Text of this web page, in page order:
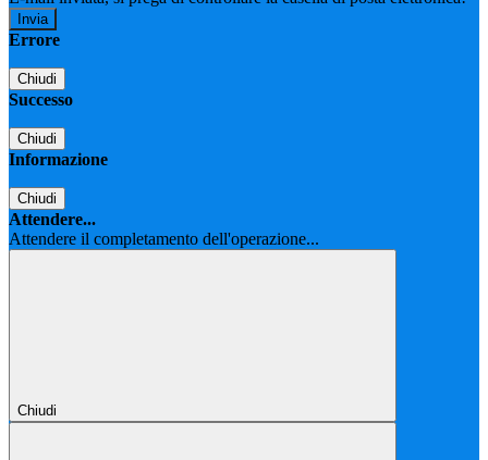
Errore
Chiudi
Successo
Chiudi
Informazione
Chiudi
Attendere...
Attendere il completamento dell'operazione...
Chiudi